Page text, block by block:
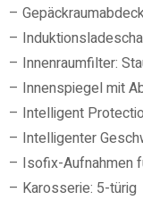
–
–
– Innenraumfilter:
– Innenspiegel mit
– Intelligent
– Intelligenter
– Isofix-Aufnahmen
– Karosserie: 5-türig